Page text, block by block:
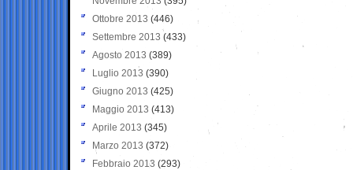
Ottobre 2013 (446)
Settembre 2013 (433)
Agosto 2013 (389)
Luglio 2013 (390)
Giugno 2013 (425)
Maggio 2013 (413)
Aprile 2013 (345)
Marzo 2013 (372)
Febbraio 2013 (293)